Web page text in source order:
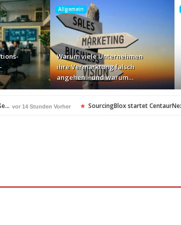
Allgemein
Warum viele Unternehmen
ihre Vermarktung falsch
angehen – und warum…
vor 14 Stunden Vorher SourcingBlox startet